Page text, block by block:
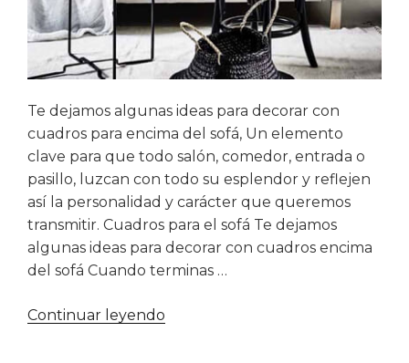
Te dejamos algunas ideas para decorar con
cuadros para encima del sofá, Un elemento
clave para que todo salón, comedor, entrada o
pasillo, luzcan con todo su esplendor y reflejen
así la personalidad y carácter que queremos
transmitir. Cuadros para el sofá Te dejamos
algunas ideas para decorar con cuadros encima
del sofá Cuando terminas …
Continuar leyendo